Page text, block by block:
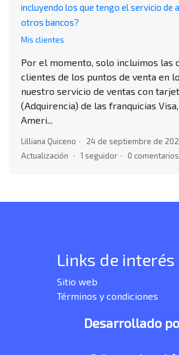
incluyendo los que tengo el servicio de
otros bancos?
Mis clientes
Por el momento, solo incluimos las
clientes de los puntos de venta en
nuestro servicio de ventas con
(Adquirencia) de las franquicias
Ameri...
Lilliana Quiceno
24 de septiembre de
Actualización
1 seguidor 0 comentarios
Links de interés
Sitio web
Términos y condiciones
Desarrollado